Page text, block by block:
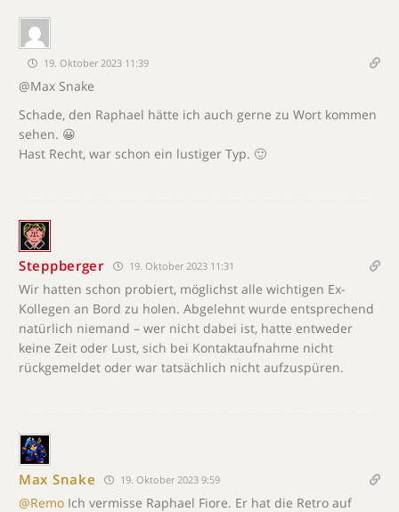
19. Oktober 2023 11:39
@Max Snake
Schade, den Raphael hätte ich auch gerne zu Wort kommen
sehen. 😀
Hast Recht, war schon ein lustiger Typ. 🙂
Steppberger 19. Oktober 2023 11:31
Wir hatten schon probiert, möglichst alle wichtigen Ex-
Kollegen an Bord zu holen. Abgelehnt wurde entsprechend
natürlich niemand – wer nicht dabei ist, hatte entweder
keine Zeit oder Lust, sich bei Kontaktaufnahme nicht
rückgemeldet oder war tatsächlich nicht aufzuspüren.
Max Snake 19. Oktober 2023 9:59
@Remo Ich vermisse Raphael Fiore. Er hat die Retro auf